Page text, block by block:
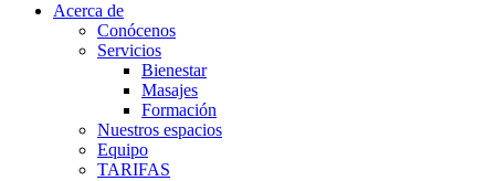
Acerca de
Conócenos
Servicios
Bienestar
Masajes
Formación
Nuestros espacios
Equipo
TARIFAS